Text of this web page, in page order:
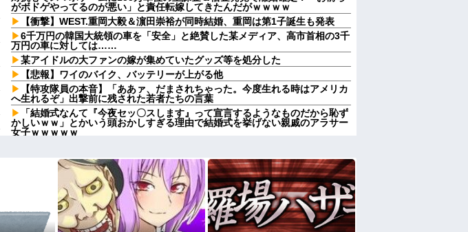
がボドゲやってるのが悪い」と責任転嫁してきたんだがｗｗｗｗ
【衝撃】WEST.重岡大毅＆濵田崇裕が同時結婚、重岡は第1子誕生も発表
6千万円の韓国大統領の車を「安全」と絶賛した某メディア、高市首相の3千
万円の車に対しては……
某アイドルの大ファンの嫁が集めていたグッズ等を処分した
【悲報】ワイのバイク、バッテリーが上がる他
【特攻隊員の本音】「ああァ、だまされちゃった。今度生れる時はアメリカ
へ生れるぞ」出撃前に残された若者たちの言葉
「結婚式なんて『今夜セッ〇スします』って宣言するようなものだから恥ず
かしいｗｗ」とかいう頭おかしすぎる理由で結婚式を挙げない親戚のアラサー
女子ｗｗｗｗｗ
かりしろよ
嫁「嫌いじゃないけど、好きかは分からない」俺「え…？」→突然告げられ
た言葉よりも、娘と離れる未来が怖くなり…
義母「服装が失礼よ」私「お互い様ですよね〜」今までイビられ続けてきた
私が義姉の披露宴で大暴れｗｗ義親族に「ひっぱたきますよ」と釘を刺したっ
たｗｗｗ